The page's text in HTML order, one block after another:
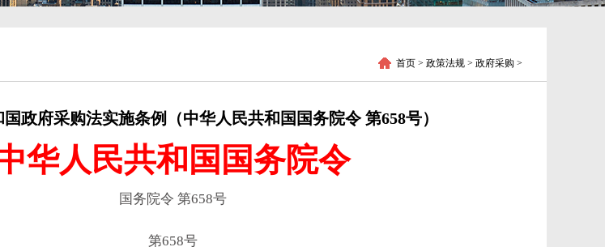
首页 > 政策法规 > 政府采购 >
政府采购法实施条例（中华人民共和国国务院令 第658号）
华人民共和国国务院令
国务院令 第658号
第658号